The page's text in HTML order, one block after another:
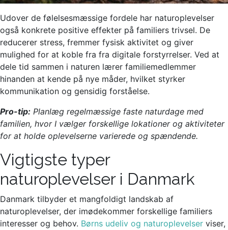
Udover de følelsesmæssige fordele har naturoplevelser
også konkrete positive effekter på familiers trivsel. De
reducerer stress, fremmer fysisk aktivitet og giver
mulighed for at koble fra fra digitale forstyrrelser. Ved at
dele tid sammen i naturen lærer familiemedlemmer
hinanden at kende på nye måder, hvilket styrker
kommunikation og gensidig forståelse.
Pro-tip: Planlæg regelmæssige faste naturdage med
familien, hvor I vælger forskellige lokationer og aktiviteter
for at holde oplevelserne varierede og spændende.
Vigtigste typer
naturoplevelser i Danmark
Danmark tilbyder et mangfoldigt landskab af
naturoplevelser, der imødekommer forskellige familiers
interesser og behov. Børns udeliv og naturoplevelser viser,